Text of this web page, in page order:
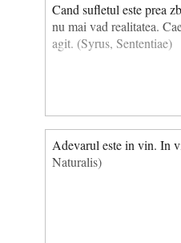
Cand sufletul este prea
nu mai vad realitatea.
agit. (Syrus, Sententiae)
Adevarul este in vin. In
Naturalis)